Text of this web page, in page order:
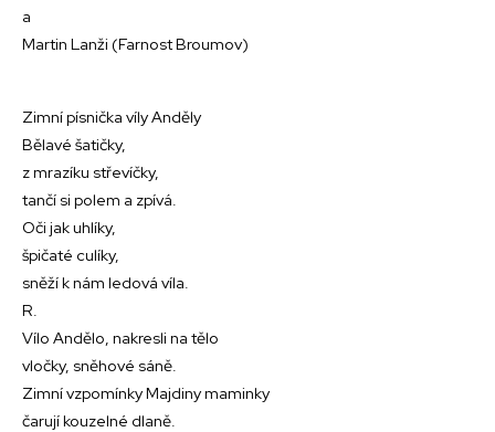
a
Martin Lanži (Farnost Broumov)
Zimní písnička víly Anděly
Bělavé šatičky,
z mrazíku střevíčky,
tančí si polem a zpívá.
Oči jak uhlíky,
špičaté culíky,
sněží k nám ledová víla.
R.
Vílo Andělo, nakresli na tělo
vločky, sněhové sáně.
Zimní vzpomínky Majdiny maminky
čarují kouzelné dlaně.